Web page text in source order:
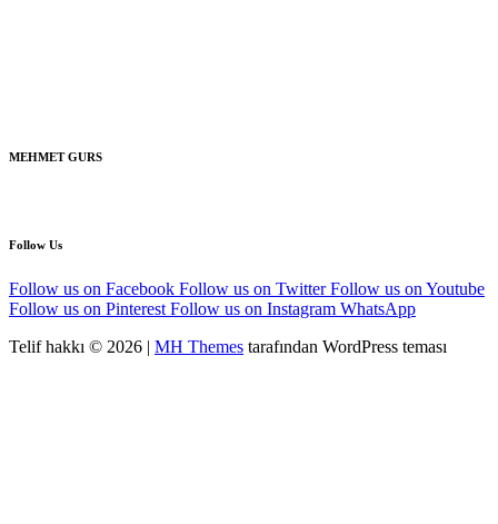
MEHMET GURS
Follow Us
Follow us on Facebook Follow us on TwitterFollow us on Youtube
Follow us on PinterestFollow us on Instagram WhatsApp
Telif hakkı © 2026 | MH Themes tarafından WordPress teması